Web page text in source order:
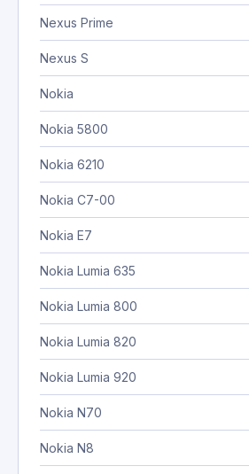
Nexus Prime
Nexus S
Nokia
Nokia 5800
Nokia 6210
Nokia C7-00
Nokia E7
Nokia Lumia 635
Nokia Lumia 800
Nokia Lumia 820
Nokia Lumia 920
Nokia N70
Nokia N8